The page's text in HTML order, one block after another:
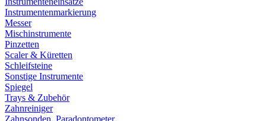
Instrumentenmarkierung
Messer
Mischinstrumente
Pinzetten
Scaler & Küretten
Schleifsteine
Sonstige Instrumente
Spiegel
Trays & Zubehör
Zahnreiniger
Zahnsonden, Paradontometer